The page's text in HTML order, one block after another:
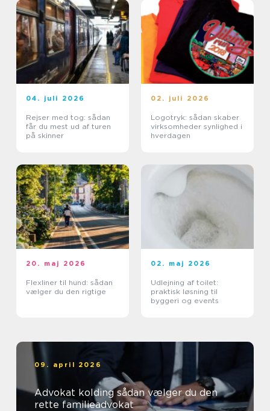
04. juli 2026
Rejser med tog: sådan
får du mest ud af turen
på skinner
02. juli 2026
Logotryk: sådan skaber
virksomheder synlighed i
hverdagen
20. maj 2026
Flexliner til hund: sådan
vælger du den rigtige
02. maj 2026
Udlejning af toilet:
praktisk løsning til
byggeri og events
09. april 2026
Advokat kolding sådan vælger du den
rette familieadvokat